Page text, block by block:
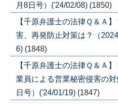
月8日号）('24/02/08) (1850)
【千原弁護士の法律Ｑ＆
害、再発防止対策は？（
6) (1848)
【千原弁護士の法律Ｑ＆
業員による営業秘密侵害の
日号）('24/01/19) (1847)